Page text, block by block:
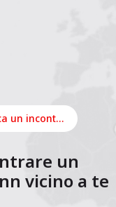
Pianifica un incontro online
un
vicino a te